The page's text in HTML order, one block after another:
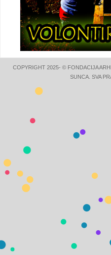
COPYRIGHT 2025- © FONDACIJA
SUNCA. SVA